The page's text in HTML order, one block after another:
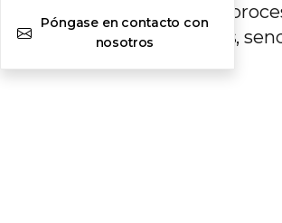
Póngase en contacto con
nosotros
We’re unable to
problem persists,